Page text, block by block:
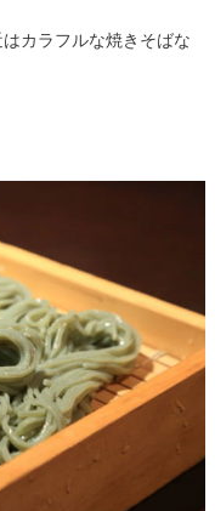
カラフルな焼きそばな